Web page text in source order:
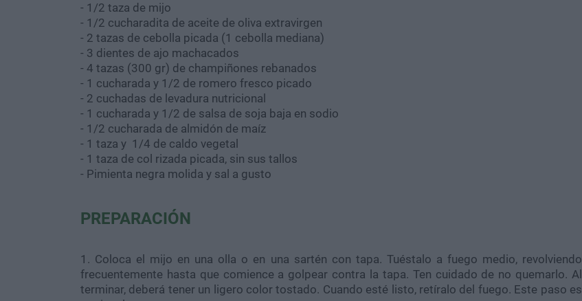
- 1/2 taza de mijo
- 1/2 cucharadita de aceite de oliva extravirgen
- 2 tazas de cebolla picada (1 cebolla mediana)
- 3 dientes de ajo machacados
- 4 tazas (300 gr) de champiñones rebanados
- 1 cucharada y 1/2 de romero fresco picado
- 2 cuchadas de levadura nutricional
- 1 cucharada y 1/2 de salsa de soja baja en sodio
- 1/2 cucharada de almidón de maíz
- 1 taza y 1/4 de caldo vegetal
- 1 taza de col rizada picada, sin sus tallos
- Pimienta negra molida y sal a gusto
PREPARACIÓN
1. Coloca el mijo en una olla o en una sartén con tapa. Tuéstalo a fuego medio, revolviendo
frecuentemente hasta que comience a golpear contra la tapa. Ten cuidado de no quemarlo. Al
terminar, deberá tener un ligero color tostado. Cuando esté listo, retíralo del fuego. Este paso es